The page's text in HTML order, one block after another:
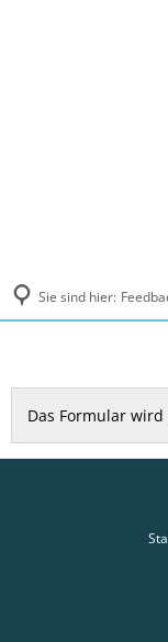
Sie sind hier:
Feedback
Das Formular